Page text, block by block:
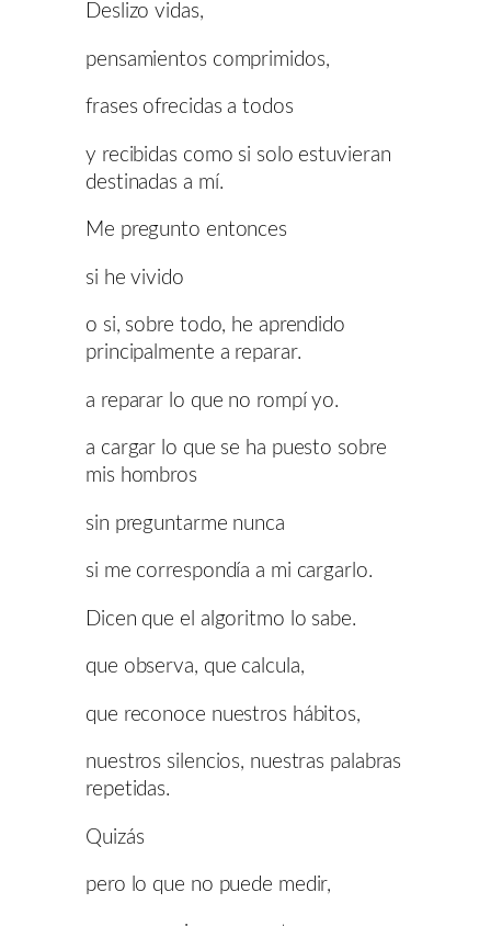
Deslizo vidas,
pensamientos comprimidos,
frases ofrecidas a todos
y recibidas como si solo estuvieran
destinadas a mí.
Me pregunto entonces
si he vivido
o si, sobre todo, he aprendido
principalmente a reparar.
a reparar lo que no rompí yo.
a cargar lo que se ha puesto sobre
mis hombros
sin preguntarme nunca
si me correspondía a mi cargarlo.
Dicen que el algoritmo lo sabe.
que observa, que calcula,
que reconoce nuestros hábitos,
nuestros silencios, nuestras palabras
repetidas.
Quizás
pero lo que no puede medir,